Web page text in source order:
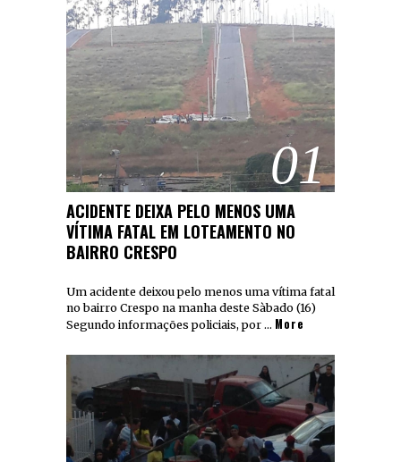
01
ACIDENTE DEIXA PELO MENOS UMA
VÍTIMA FATAL EM LOTEAMENTO NO
BAIRRO CRESPO
Um acidente deixou pelo menos uma vítima fatal
no bairro Crespo na manha deste Sàbado (16)
Segundo informações policiais, por … More